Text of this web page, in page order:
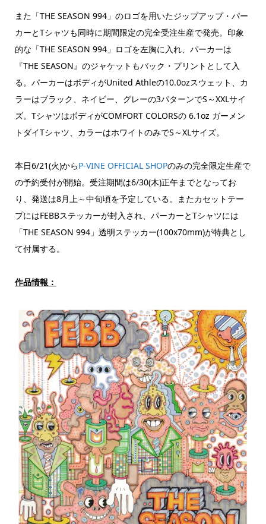
また「THE SEASON 994」のロゴを用いたジップアップ・パー
カーとTシャツも同時に期間限定の完全受注生産で発売。印象
的な「THE SEASON 994」ロゴを左胸に入れ、パーカーは
『THE SEASON』のジャケットもバック・プリントとして入
る。パーカーはボディがUnited Athleの10.0ozスウェット、カ
ラーはブラック、ネイビー、グレーの3パターンでS～XXLサイ
ズ。TシャツはボディがCOMFORT COLORSの 6.1oz ガーメン
トダイTシャツ、カラーはホワイトのみでS～XLサイズ。
本日6/21(火)からP-VINE OFFICIAL SHOPのみの完全限定生産で
の予約受付が開始。受注期間は6/30(木)正午までとなってお
り、発送は8月上～中旬頃を予定している。またカセットテー
プにはFEBBステッカーが封入され、パーカーとTシャツには
「THE SEASON 994」透明ステッカー(100x70mm)が特典とし
て付属する。
作品情報：